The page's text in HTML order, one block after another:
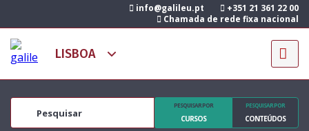
info@galileu.pt
+351 21 361 22 00
Chamada de rede fixa nacional
PESQUISAR POR
CURSOS
PESQUISAR POR
CONTEÚDOS